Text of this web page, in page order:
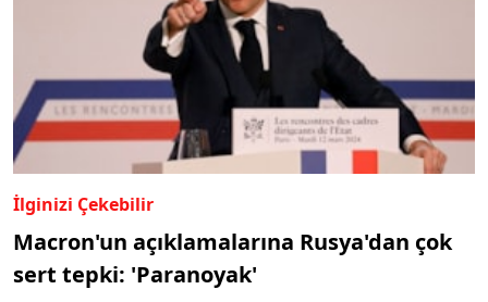
İlginizi Çekebilir
Macron'un açıklamalarına Rusya'dan çok
sert tepki: 'Paranoyak'